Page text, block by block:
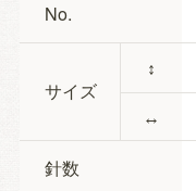
No.
サイズ
↕
↔
針数